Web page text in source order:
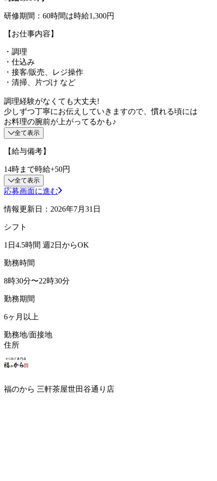
研修期間：60時間は時給1,300円
【お仕事内容】
・調理
・仕込み
・接客/販売、レジ操作
・清掃、片づけ など
調理経験がなくても大丈夫!
少しずつ丁寧にお伝えしていきますので、慣れる頃には
お料理の腕前が上がってるかも♪
全て表示
【給与備考】
14時まで時給+50円
全て表示
応募画面に進む
情報更新日：2026年7月31日
シフト
1日4.5時間 週2日からOK
勤務時間
8時30分〜22時30分
勤務期間
6ヶ月以上
勤務地/面接地
住所
福のから 三軒茶屋世田谷通り店